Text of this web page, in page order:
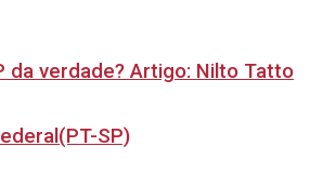
da verdade? Artigo: Nilto Tatto
SP)